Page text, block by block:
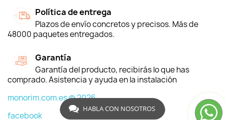
Política de entrega
Plazos de envío concretos y precisos. Más de
48000 paquetes entregados.
Garantía
Garantía del producto, recibirás lo que has
comprado. Asistencia y ayuda en la instalación
monorim.com.es © 2026
facebook
HABLA CON NOSOTROS